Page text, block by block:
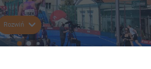
Rozwiń